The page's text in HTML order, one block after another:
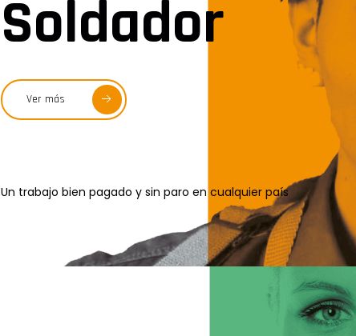
Soldador
Ver más
Un trabajo bien pagado y sin paro en cualquier país